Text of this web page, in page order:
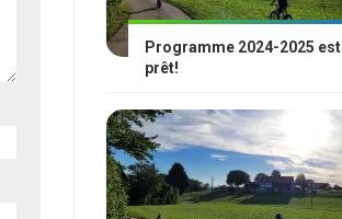
Programme 2024-2025 est
prêt!